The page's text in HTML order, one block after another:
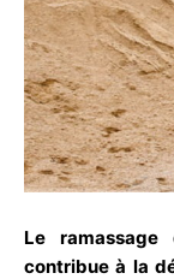
Le
contribue à la